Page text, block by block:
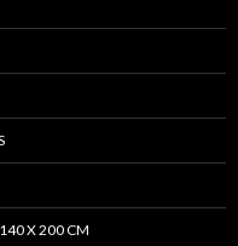
X 200 CM